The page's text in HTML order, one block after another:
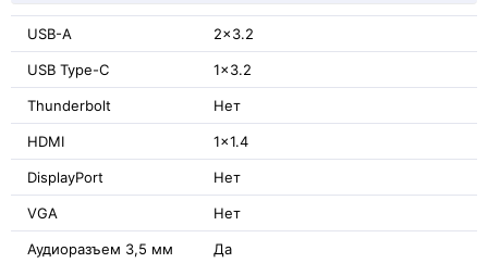
USB-A 2x3.2
USB Type-C 1x3.2
Thunderbolt Нет
HDMI 1x1.4
DisplayPort Нет
VGA Нет
Аудиоразъем 3,5 мм Да